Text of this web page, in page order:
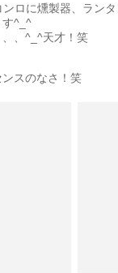
ロに燻製器、ラン
す^_^
、^_^天才！笑
スのなさ！笑